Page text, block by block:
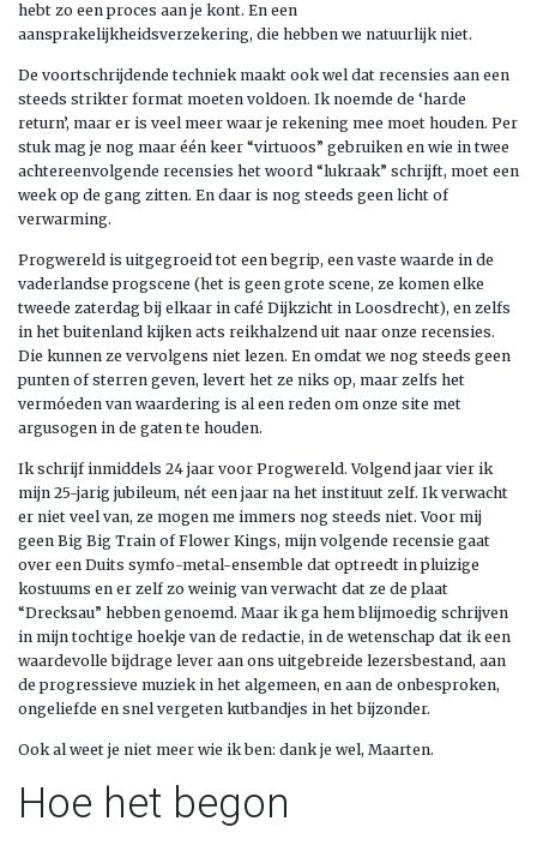
hebt zo een proces aan je kont. En een
aansprakelijkheidsverzekering, die hebben we natuurlijk niet.
De voortschrijdende techniek maakt ook wel dat recensies aan een
steeds strikter format moeten voldoen. Ik noemde de ‘harde
return’, maar er is veel meer waar je rekening mee moet houden. Per
stuk mag je nog maar één keer “virtuoos” gebruiken en wie in twee
achtereenvolgende recensies het woord “lukraak” schrijft, moet een
week op de gang zitten. En daar is nog steeds geen licht of
verwarming.
Progwereld is uitgegroeid tot een begrip, een vaste waarde in de
vaderlandse progscene (het is geen grote scene, ze komen elke
tweede zaterdag bij elkaar in café Dijkzicht in Loosdrecht), en zelfs
in het buitenland kijken acts reikhalzend uit naar onze recensies.
Die kunnen ze vervolgens niet lezen. En omdat we nog steeds geen
punten of sterren geven, levert het ze niks op, maar zelfs het
vermóeden van waardering is al een reden om onze site met
argusogen in de gaten te houden.
Ik schrijf inmiddels 24 jaar voor Progwereld. Volgend jaar vier ik
mijn 25-jarig jubileum, nét een jaar na het instituut zelf. Ik verwacht
er niet veel van, ze mogen me immers nog steeds niet. Voor mij
geen Big Big Train of Flower Kings, mijn volgende recensie gaat
over een Duits symfo-metal-ensemble dat optreedt in pluizige
kostuums en er zelf zo weinig van verwacht dat ze de plaat
“Drecksau” hebben genoemd. Maar ik ga hem blijmoedig schrijven
in mijn tochtige hoekje van de redactie, in de wetenschap dat ik een
waardevolle bijdrage lever aan ons uitgebreide lezersbestand, aan
de progressieve muziek in het algemeen, en aan de onbesproken,
ongeliefde en snel vergeten kutbandjes in het bijzonder.
Ook al weet je niet meer wie ik ben: dank je wel, Maarten.
Hoe het begon